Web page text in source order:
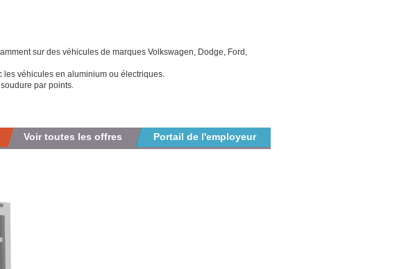
sur des véhicules de marques Volkswagen, Dodge, Ford,
véhicules en aluminium ou électriques.
par points.
Portail de l'employeur
Voir toutes les offres